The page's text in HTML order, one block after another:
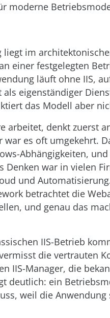
moderne
im
einer festgelegten
läuft ohne IIS,
eigenständiger
das Modell aber
arbeitet, denkt zuerst
war es oft umgekehrt.
Abhängigkeiten,
Denken war in vielen
und
betrachtet die
und genau das
IIS-Betrieb
die vertrauten
IIS-Manager, die
deutlich: ein
weil die